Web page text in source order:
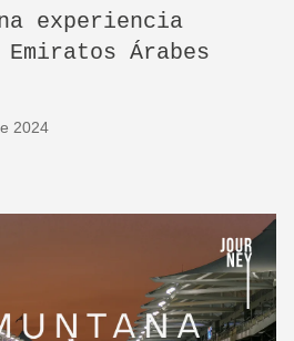
experiencia
Árabes
2024